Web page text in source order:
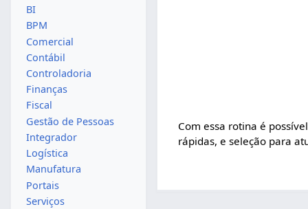
Com essa rotina é
rápidas, e seleção para
BI
BPM
Comercial
Contábil
Controladoria
Finanças
Fiscal
Gestão de Pessoas
Integrador
Logística
Manufatura
Portais
Serviços